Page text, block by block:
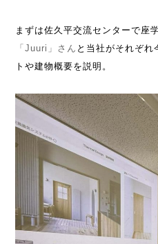
まずは佐久平交流センターで座
「Juuri」さん と当社がそれぞ
トや建物概要を説明。